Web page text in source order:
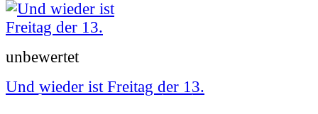
unbewertet
Und wieder ist Freitag der 13.
Userbewertung:52% (6 Stimmen) |